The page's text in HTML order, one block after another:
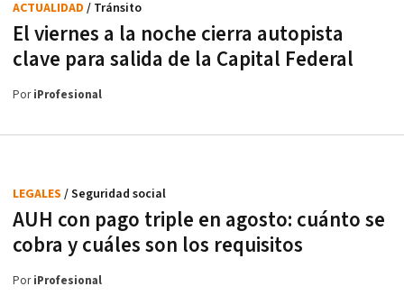
El viernes a la noche cierra autopista
clave para salida de la Capital Federal
ACTUALIDAD / Tránsito
PoriProfesional
AUH con pago triple en agosto: cuánto se
cobra y cuáles son los requisitos
LEGALES / Seguridad social
PoriProfesional